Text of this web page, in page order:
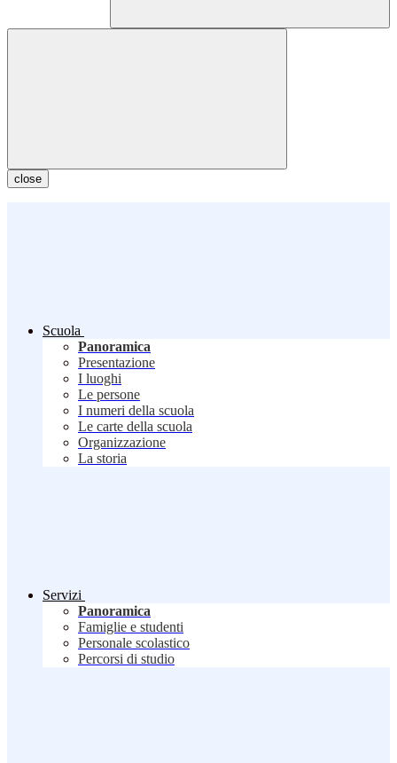
close
Scuola
Panoramica
Presentazione
I luoghi
Le persone
I numeri della scuola
Le carte della scuola
Organizzazione
La storia
Servizi
Panoramica
Famiglie e studenti
Personale scolastico
Percorsi di studio